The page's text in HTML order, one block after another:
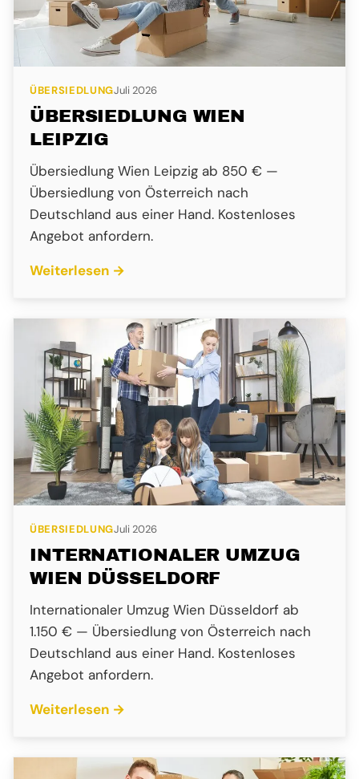
ÜBERSIEDLUNGJuli 2026
ÜBERSIEDLUNG WIEN
LEIPZIG
Übersiedlung Wien Leipzig ab 850 € —
Übersiedlung von Österreich nach
Deutschland aus einer Hand. Kostenloses
Angebot anfordern.
Weiterlesen →
ÜBERSIEDLUNGJuli 2026
INTERNATIONALER UMZUG
WIEN DÜSSELDORF
Internationaler Umzug Wien Düsseldorf ab
1.150 € — Übersiedlung von Österreich nach
Deutschland aus einer Hand. Kostenloses
Angebot anfordern.
Weiterlesen →